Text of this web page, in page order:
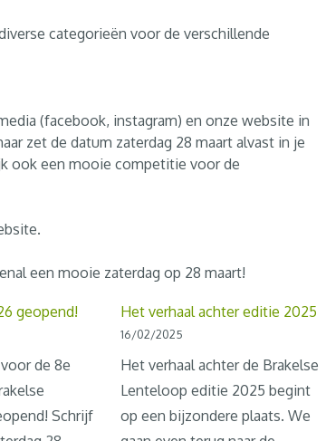
categorieën voor de verschillende
(facebook, instagram) en onze website in
zet de datum zaterdag 28 maart alvast in je
ook een mooie competitie voor de
een mooie zaterdag op 28 maart!
geopend!
de 8e
Schrijf
Het verhaal achter editie 2025
16/02/2025
Het verhaal achter de Brakelse
Lenteloop editie 2025 begint
op een bijzondere plaats. We